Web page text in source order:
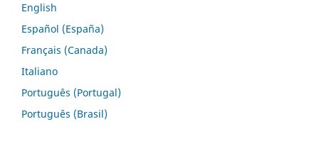
English
Español (España)
Français (Canada)
Italiano
Português (Portugal)
Português (Brasil)